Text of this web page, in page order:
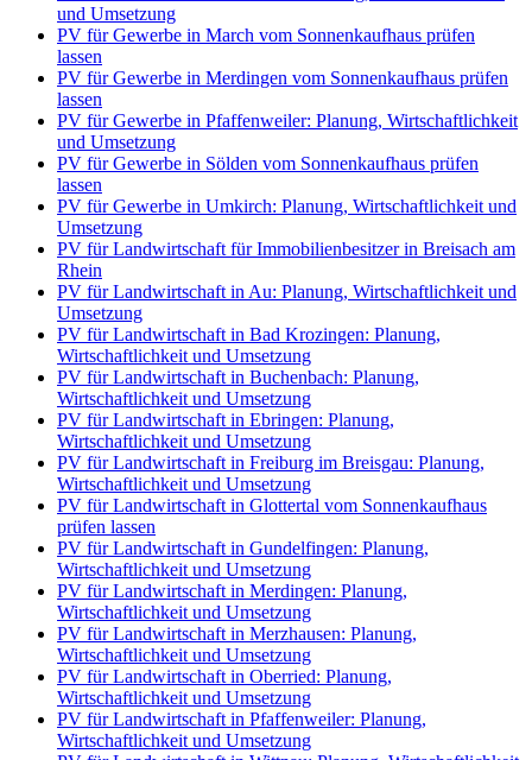
und Umsetzung
PV für Gewerbe in March vom Sonnenkaufhaus prüfen
lassen
PV für Gewerbe in Merdingen vom Sonnenkaufhaus prüfen
lassen
PV für Gewerbe in Pfaffenweiler: Planung, Wirtschaftlichkeit
und Umsetzung
PV für Gewerbe in Sölden vom Sonnenkaufhaus prüfen
lassen
PV für Gewerbe in Umkirch: Planung, Wirtschaftlichkeit und
Umsetzung
PV für Landwirtschaft für Immobilienbesitzer in Breisach am
Rhein
PV für Landwirtschaft in Au: Planung, Wirtschaftlichkeit und
Umsetzung
PV für Landwirtschaft in Bad Krozingen: Planung,
Wirtschaftlichkeit und Umsetzung
PV für Landwirtschaft in Buchenbach: Planung,
Wirtschaftlichkeit und Umsetzung
PV für Landwirtschaft in Ebringen: Planung,
Wirtschaftlichkeit und Umsetzung
PV für Landwirtschaft in Freiburg im Breisgau: Planung,
Wirtschaftlichkeit und Umsetzung
PV für Landwirtschaft in Glottertal vom Sonnenkaufhaus
prüfen lassen
PV für Landwirtschaft in Gundelfingen: Planung,
Wirtschaftlichkeit und Umsetzung
PV für Landwirtschaft in Merdingen: Planung,
Wirtschaftlichkeit und Umsetzung
PV für Landwirtschaft in Merzhausen: Planung,
Wirtschaftlichkeit und Umsetzung
PV für Landwirtschaft in Oberried: Planung,
Wirtschaftlichkeit und Umsetzung
PV für Landwirtschaft in Pfaffenweiler: Planung,
Wirtschaftlichkeit und Umsetzung